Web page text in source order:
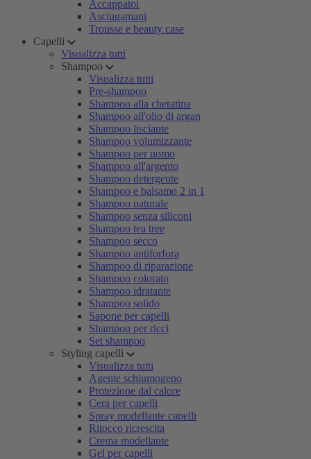
Accappatoi
Asciugamani
Trousse e beauty case
Capelli
Visualizza tutti
Shampoo
Visualizza tutti
Pre-shampoo
Shampoo alla cheratina
Shampoo all'olio di argan
Shampoo lisciante
Shampoo volumizzante
Shampoo per uomo
Shampoo all'argento
Shampoo detergente
Shampoo e balsamo 2 in 1
Shampoo naturale
Shampoo senza siliconi
Shampoo tea tree
Shampoo secco
Shampoo antiforfora
Shampoo di riparazione
Shampoo colorato
Shampoo idratante
Shampoo solido
Sapone per capelli
Shampoo per ricci
Set shampoo
Styling capelli
Visualizza tutti
Agente schiumogeno
Protezione dal calore
Cera per capelli
Spray modellante capelli
Ritocco ricrescita
Crema modellante
Gel per capelli